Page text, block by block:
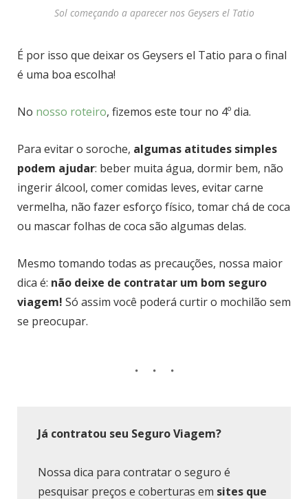
Sol começando a aparecer nos Geysers el Tatio
É por isso que deixar os Geysers el Tatio para o final
é uma boa escolha!
No nosso roteiro, fizemos este tour no 4º dia.
Para evitar o soroche, algumas atitudes simples
podem ajudar: beber muita água, dormir bem, não
ingerir álcool, comer comidas leves, evitar carne
vermelha, não fazer esforço físico, tomar chá de coca
ou mascar folhas de coca são algumas delas.
Mesmo tomando todas as precauções, nossa maior
dica é: não deixe de contratar um bom seguro
viagem! Só assim você poderá curtir o mochilão sem
se preocupar.
Já contratou seu Seguro Viagem?
Nossa dica para contratar o seguro é
pesquisar preços e coberturas em sites que